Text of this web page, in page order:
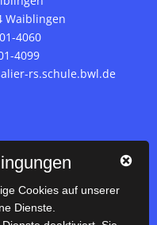
Waiblingen
4060
4099
rs.schule.bwl.de
Cookies auf unserer
Dienste.